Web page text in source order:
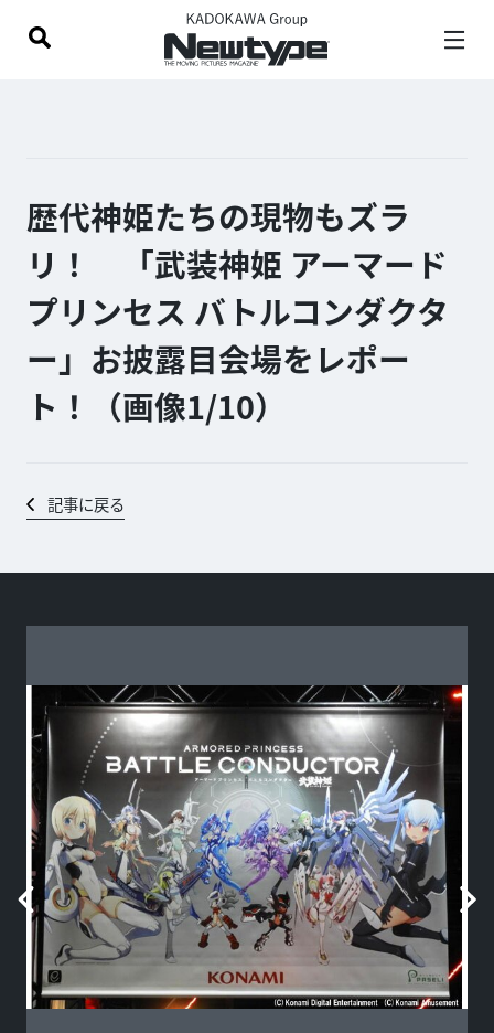
歴代神姫たちの現物もズラ
リ！ 「武装神姫 アーマード
プリンセス バトルコンダクタ
ー」お披露目会場をレポー
ト！（画像1/10）
記事に戻る